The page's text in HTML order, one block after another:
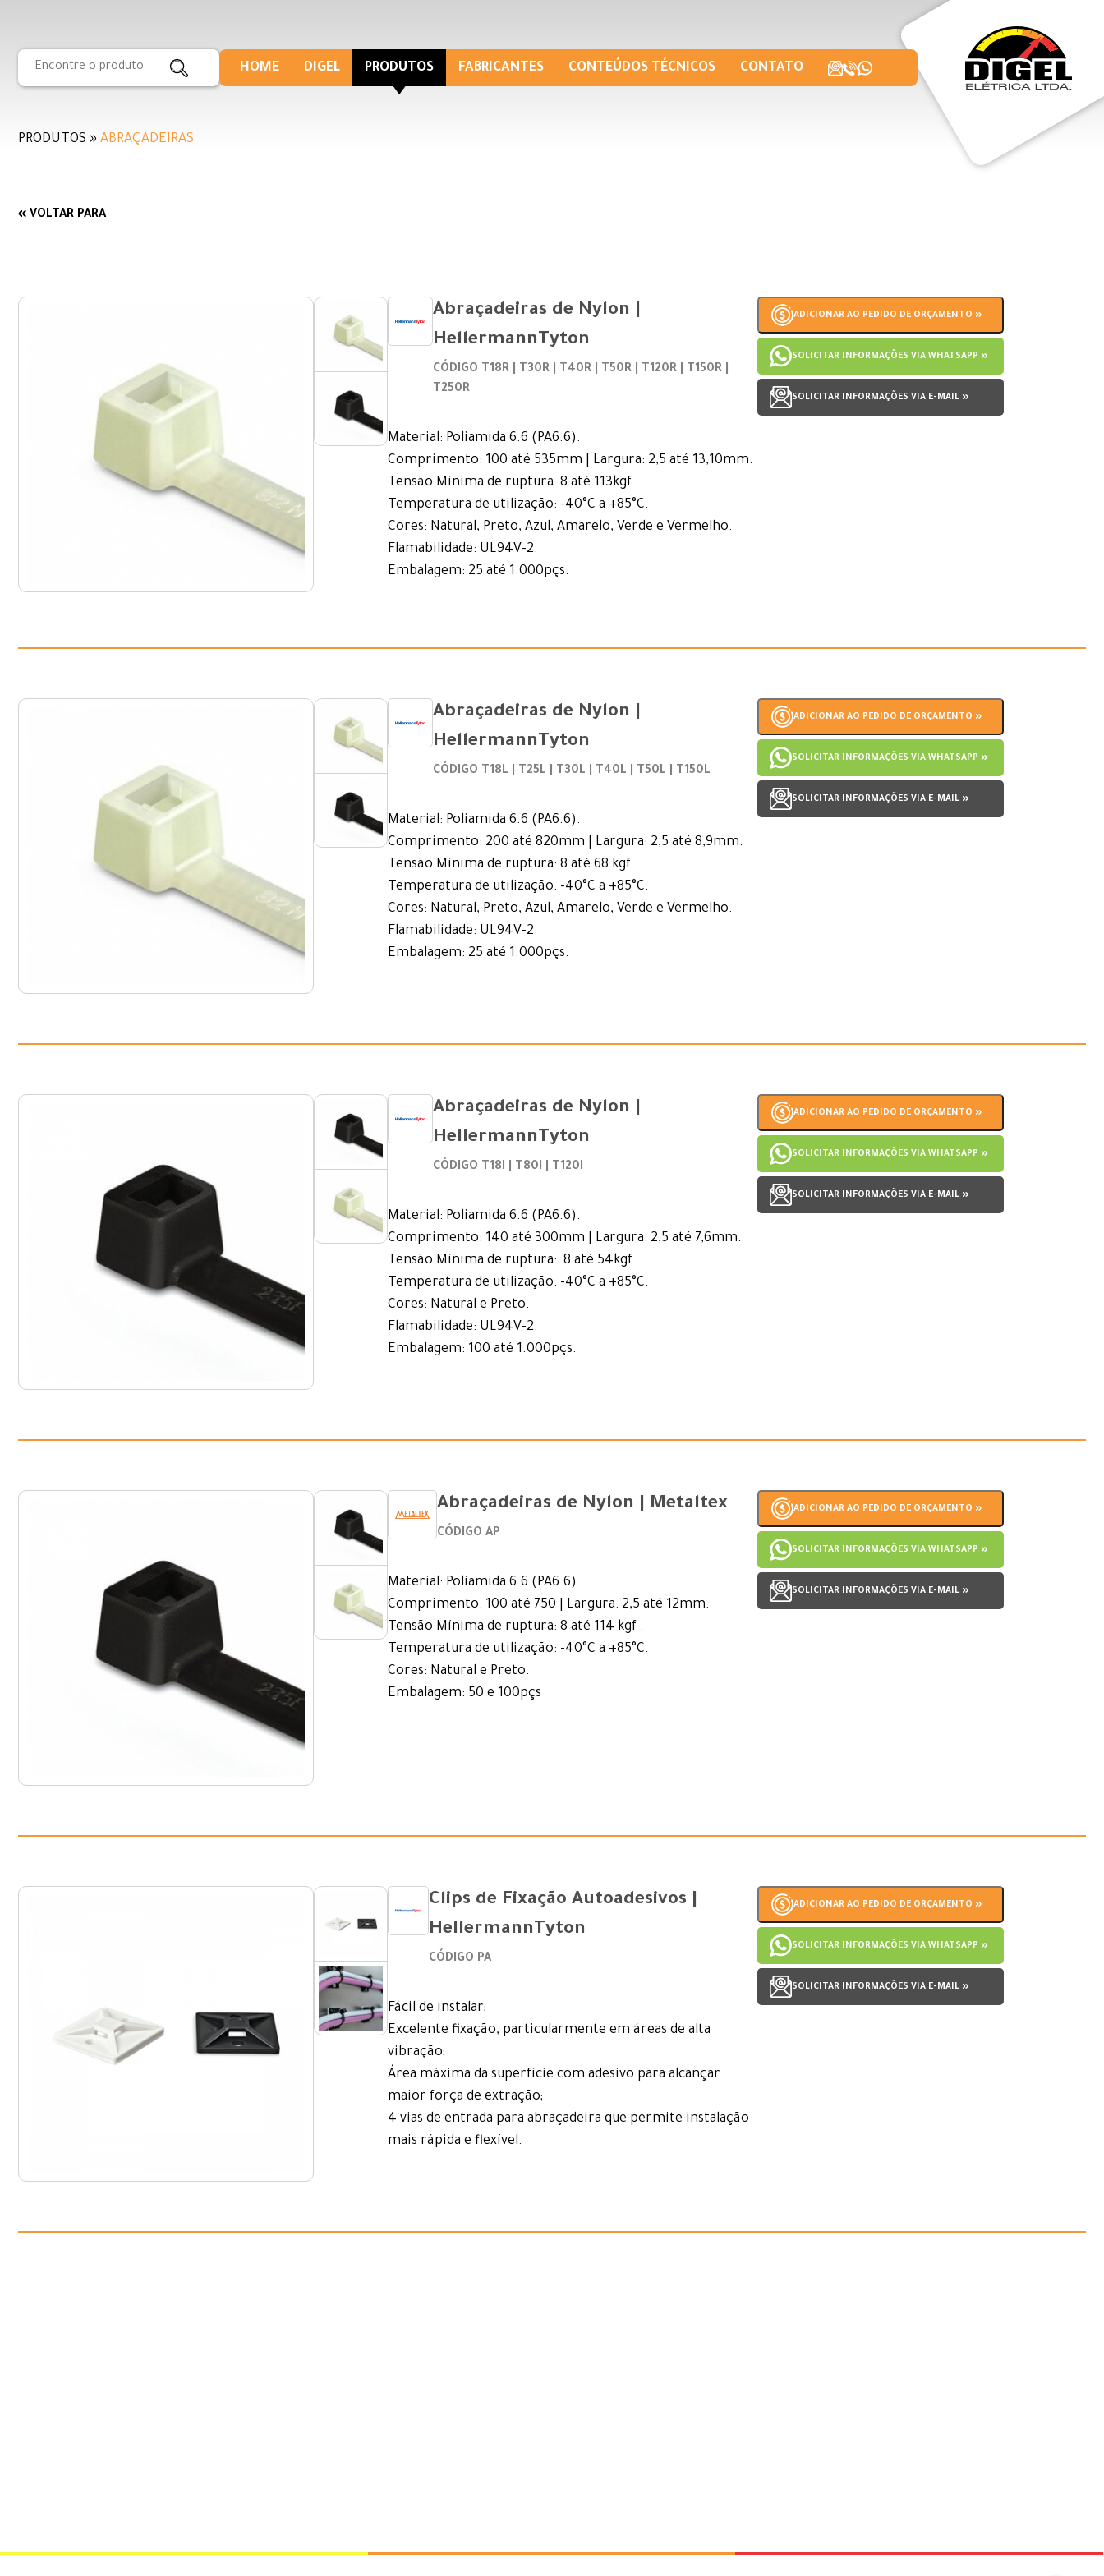
HOME DIGEL PRODUTOS FABRICANTES CONTEÚDOS TÉCNICOS CONTATO
PRODUTOS » ABRAÇADEIRAS
« VOLTAR PARA
Abraçadeiras de Nylon |
HellermannTyton
CÓDIGO T18R | T30R | T40R | T50R | T120R | T150R |
T250R
Material: Poliamida 6.6 (PA6.6).
Comprimento: 100 até 535mm | Largura: 2,5 até 13,10mm.
Tensão Mínima de ruptura: 8 até 113kgf .
Temperatura de utilização: -40°C a +85°C.
Cores: Natural, Preto, Azul, Amarelo, Verde e Vermelho.
Flamabilidade: UL94V-2.
Embalagem: 25 até 1.000pçs.
ADICIONAR AO PEDIDO DE ORÇAMENTO »
SOLICITAR INFORMAÇÕES VIA WHATSAPP »
SOLICITAR INFORMAÇÕES VIA E-MAIL »
Abraçadeiras de Nylon |
HellermannTyton
CÓDIGO T18L | T25L | T30L | T40L | T50L | T150L
Material: Poliamida 6.6 (PA6.6).
Comprimento: 200 até 820mm | Largura: 2,5 até 8,9mm.
Tensão Mínima de ruptura: 8 até 68 kgf .
Temperatura de utilização: -40°C a +85°C.
Cores: Natural, Preto, Azul, Amarelo, Verde e Vermelho.
Flamabilidade: UL94V-2.
Embalagem: 25 até 1.000pçs.
ADICIONAR AO PEDIDO DE ORÇAMENTO »
SOLICITAR INFORMAÇÕES VIA WHATSAPP »
SOLICITAR INFORMAÇÕES VIA E-MAIL »
Abraçadeiras de Nylon |
HellermannTyton
CÓDIGO T18I | T80I | T120I
Material: Poliamida 6.6 (PA6.6).
Comprimento: 140 até 300mm | Largura: 2,5 até 7,6mm.
Tensão Mínima de ruptura: 8 até 54kgf.
Temperatura de utilização: -40°C a +85°C.
Cores: Natural e Preto.
Flamabilidade: UL94V-2.
Embalagem: 100 até 1.000pçs.
ADICIONAR AO PEDIDO DE ORÇAMENTO »
SOLICITAR INFORMAÇÕES VIA WHATSAPP »
SOLICITAR INFORMAÇÕES VIA E-MAIL »
Abraçadeiras de Nylon | Metaltex
CÓDIGO AP
Material: Poliamida 6.6 (PA6.6).
Comprimento: 100 até 750 | Largura: 2,5 até 12mm.
Tensão Mínima de ruptura: 8 até 114 kgf .
Temperatura de utilização: -40°C a +85°C.
Cores: Natural e Preto.
Embalagem: 50 e 100pçs
ADICIONAR AO PEDIDO DE ORÇAMENTO »
SOLICITAR INFORMAÇÕES VIA WHATSAPP »
SOLICITAR INFORMAÇÕES VIA E-MAIL »
Clips de Fixação Autoadesivos |
HellermannTyton
CÓDIGO PA
Fácil de instalar;
Excelente fixação, particularmente em áreas de alta
vibração;
Área máxima da superfície com adesivo para alcançar
maior força de extração;
4 vias de entrada para abraçadeira que permite instalação
mais rápida e flexível.
ADICIONAR AO PEDIDO DE ORÇAMENTO »
SOLICITAR INFORMAÇÕES VIA WHATSAPP »
SOLICITAR INFORMAÇÕES VIA E-MAIL »